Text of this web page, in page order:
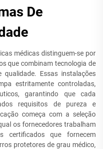
De
médicas distinguem-se por
que combinam tecnologia de
Essas instalações
estritamente controladas,
garantindo que cada
requisitos de pureza e
começa com a seleção
os fornecedores trabalham
certificados que fornecem
protetores de grau médico,